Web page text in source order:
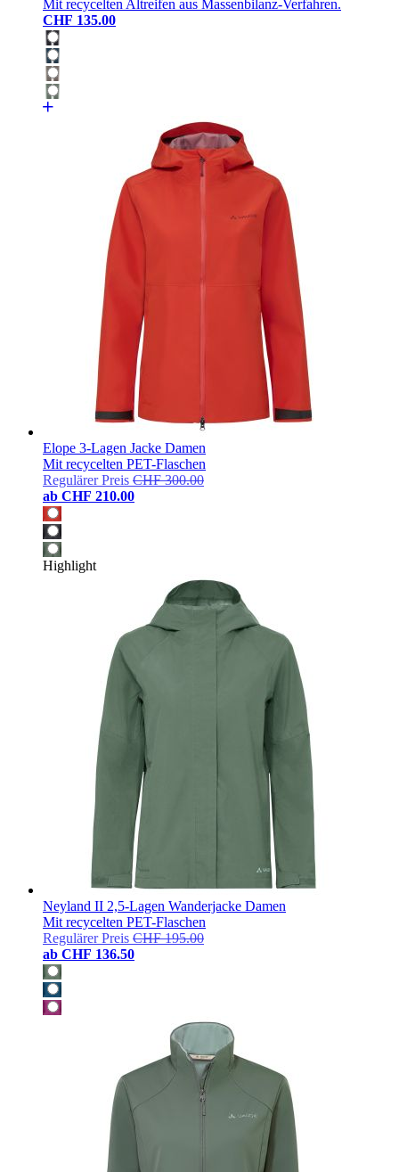
Mit recycelten Altreifen aus Massenbilanz-Verfahren.
CHF 135.00
Elope 3-Lagen Jacke Damen
Mit recycelten PET-Flaschen
Regulärer Preis CHF 300.00
ab CHF 210.00
Highlight
Neyland II 2,5-Lagen Wanderjacke Damen
Mit recycelten PET-Flaschen
Regulärer Preis CHF 195.00
ab CHF 136.50